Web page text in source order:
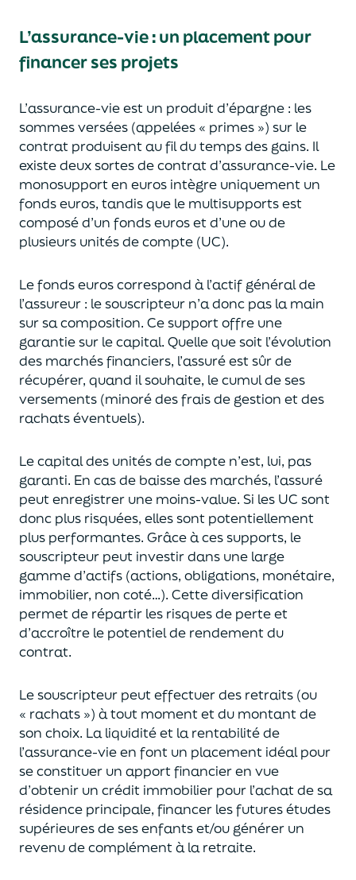
L’assurance-vie : un placement pour
financer ses projets
L’assurance-vie est un produit d’épargne : les
sommes versées (appelées « primes ») sur le
contrat produisent au fil du temps des gains. Il
existe deux sortesde contrat d’assurance-vie. Le
monosupport en euros intègre uniquement un
fonds euros, tandis que le multisupports est
composé d’un fonds euros et d’une ou de
plusieurs unités de compte (UC).
Le fonds euros correspond à l’actif général de
l’assureur : le souscripteur n’a donc pas la main
sur sa composition. Ce support offre une
garantie sur le capital. Quelle que soit l’évolution
des marchés financiers, l’assuré est sûr de
récupérer, quand il souhaite, le cumul de ses
versements (minoré des frais de gestion et des
rachats éventuels).
Le capital des unités de compte n’est, lui, pas
garanti. En casde baisse des marchés, l’assuré
peut enregistrer une moins-value. Si les UC sont
donc plus risquées, elles sont potentiellement
plus performantes. Grâce à ces supports, le
souscripteur peut investir dans une large
gamme d’actifs (actions, obligations, monétaire,
immobilier, non coté…). Cette diversification
permet de répartir les risques de perte et
d’accroître le potentielde rendement du
contrat.
Le souscripteur peut effectuer des retraits (ou
« rachats ») à tout moment et du montant de
son choix. Laliquiditéet la rentabilité de
l’assurance-vie en font un placement idéal pour
se constituer un apport financier en vue
d’obtenir un crédit immobilier pour l’achat desa
résidence principale, financer les futures études
supérieures de ses enfantset/ou générer un
revenu de complément à la retraite.